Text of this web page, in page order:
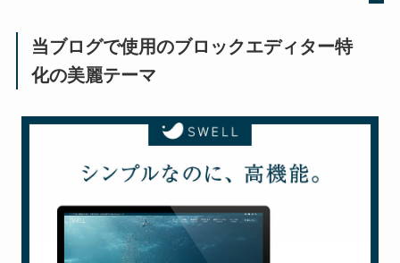
当ブログで使用のブロックエディター特
化の美麗テーマ